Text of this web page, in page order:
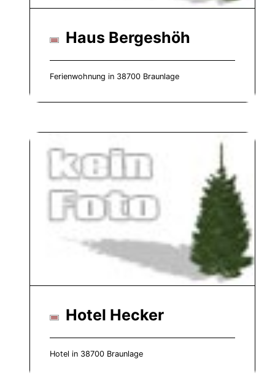
Haus Bergeshöh
Ferienwohnung in 38700 Braunlage
Hotel Hecker
Hotel in 38700 Braunlage